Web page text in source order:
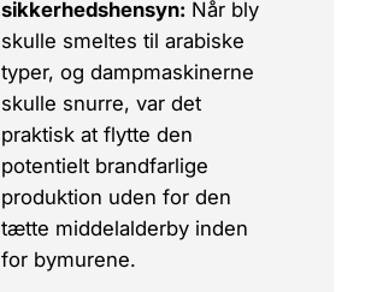
sikkerhedshensyn: Når bly
skulle smeltes til arabiske
typer, og dampmaskinerne
skulle snurre, var det
praktisk at flytte den
potentielt brandfarlige
produktion uden forden
tætte middelalderby inden
for bymurene.